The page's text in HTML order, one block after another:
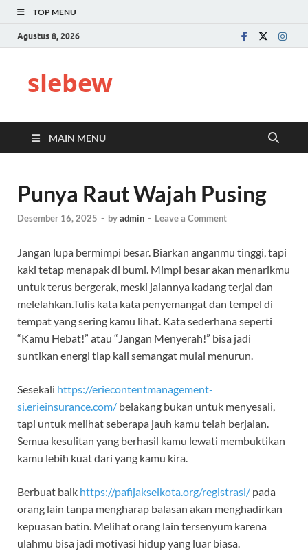
TOP MENU
Agustus 8, 2026
slebew
MAIN MENU
Punya Raut Wajah Pusing
Desember 16, 2025 - byadmin - Leave a Comment
Jangan lupa bermimpi besar. Biarkan anganmu tinggi, tapi
kaki tetap menapak di bumi. Mimpi besar akan menarikmu
untuk terus bergerak, meski jalannya kadang terjal dan
melelahkan.Tulis kata kata penyemangat dan tempel di
tempat yang sering kamu lihat. Kata sederhana seperti
“Kamu Hebat!” atau “Jangan Menyerah!” bisa jadi
suntikan energi tiap kali semangat mulai menurun.
Sesekali https://eriecontentmanagement-
si.erieinsurance.com/ belakang bukan untuk menyesali,
tapi untuk melihat seberapa jauh kamu telah berjalan.
Semua kesulitan yang berhasil kamu lewati membuktikan
kamu lebih kuat dari yang kamu kira.
Berbuat baik https://pafijakselkota.org/registrasi/ pada
orang lain tanpa mengharap balasan akan menghadirkan
kepuasan batin. Melihat orang lain tersenyum karena
ulahmu bisa jadi motivasi hidup yang luar biasa.